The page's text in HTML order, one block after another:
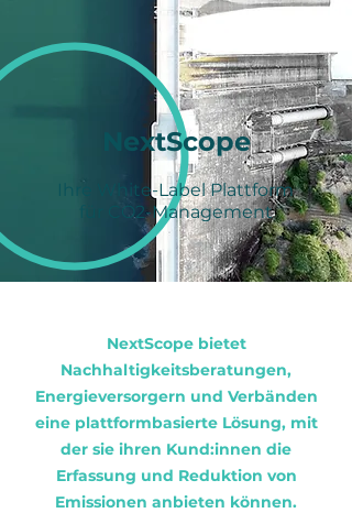
NextScope
Ihre White-Label Plattform
für CO2-Management
NextScope bietet
Nachhaltigkeitsberatungen,
Energieversorgern und Verbänden
eine plattformbasierte Lösung, mit
der sie ihren Kund:innen die
Erfassung und Reduktion von
Emissionen anbieten können.